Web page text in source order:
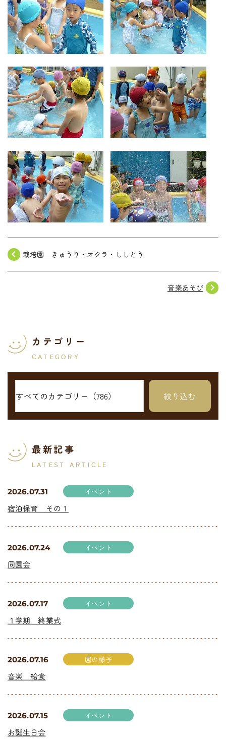
navigate_before 栽培園 きゅうり・オクラ・ししとう
navigate_next
音楽あそび
カテゴリー
CATEGORY
最新記事
LATEST ARTICLE
2026.07.31 イベント
宿泊保育 その１
2026.07.24 イベント
同園会
2026.07.17 イベント
１学期 終業式
2026.07.16 園の様子
音楽 給食
2026.07.15 イベント
お誕生日会